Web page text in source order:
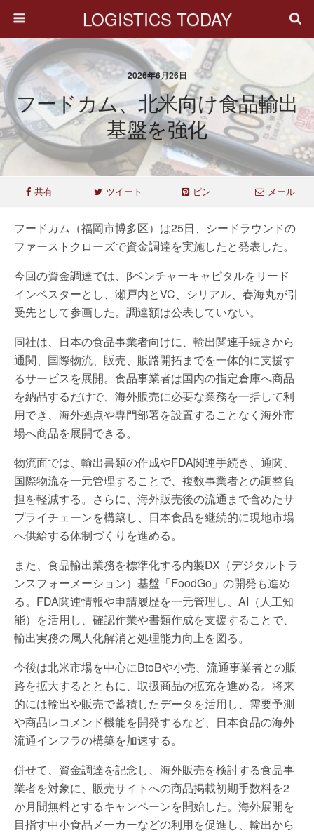
LOGISTICS TODAY
2026年6月26日
フードカム、北米向け食品輸出
基盤を強化
共有 ツイート ピン メール
フードカム（福岡市博多区）は25日、シードラウンドの
ファーストクローズで資金調達を実施したと発表した。
今回の資金調達では、βベンチャーキャピタルをリード
インベスターとし、瀬戸内とVC、シリアル、春海丸が引
受先として参画した。調達額は公表していない。
同社は、日本の食品事業者向けに、輸出関連手続きから
通関、国際物流、販売、販路開拓までを一体的に支援す
るサービスを展開。食品事業者は国内の指定倉庫へ商品
を納品するだけで、海外販売に必要な業務を一括して利
用でき、海外拠点や専門部署を設置することなく海外市
場へ商品を展開できる。
物流面では、輸出書類の作成やFDA関連手続き、通関、
国際物流を一元管理することで、複数事業者との調整負
担を軽減する。さらに、海外販売後の流通まで含めたサ
プライチェーンを構築し、日本食品を継続的に現地市場
へ供給する体制づくりを進める。
また、食品輸出業務を標準化する内製DX（デジタルトラ
ンスフォーメーション）基盤「FoodGo」の開発も進め
る。FDA関連情報や申請履歴を一元管理し、AI（人工知
能）を活用し、確認作業や書類作成を支援することで、
輸出実務の属人化解消と処理能力向上を図る。
今後は北米市場を中心にBtoBや小売、流通事業者との販
路を拡大するとともに、取扱商品の拡充を進める。将来
的には輸出や販売で蓄積したデータを活用し、需要予測
や商品レコメンド機能を開発するなど、日本食品の海外
流通インフラの構築を加速する。
併せて、資金調達を記念し、海外販売を検討する食品事
業者を対象に、販売サイトへの商品掲載初期手数料を2
か月間無料とするキャンペーンを開始した。海外展開を
目指す中小食品メーカーなどの利用を促進し、輸出から